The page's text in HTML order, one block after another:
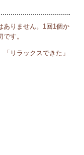
ありません。1回1個か
す。
リラックスできた」